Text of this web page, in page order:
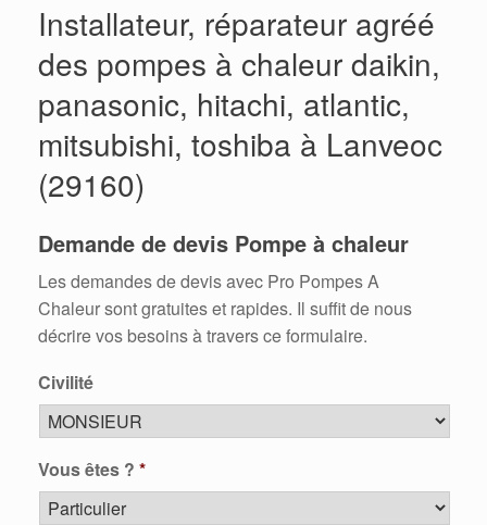
Installateur, réparateur agréé
des pompes à chaleur daikin,
panasonic, hitachi, atlantic,
mitsubishi, toshiba à Lanveoc
(29160)
Demande de devis Pompe à chaleur
Les demandes de devis avec Pro Pompes A
Chaleur sont gratuites et rapides. Il suffit de nous
décrire vos besoins à travers ce formulaire.
Civilité
Vous êtes ? *